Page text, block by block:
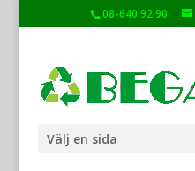
08-640 92 90
Välj en sida